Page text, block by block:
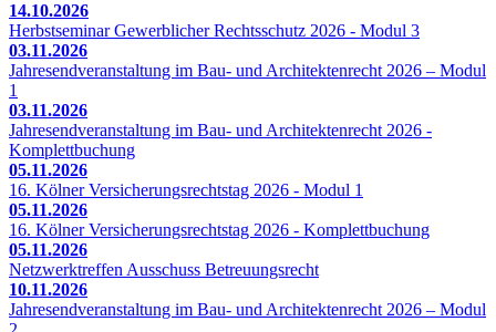
14.10.2026
Herbstseminar Gewerblicher Rechtsschutz 2026 - Modul 3
03.11.2026
Jahresendveranstaltung im Bau- und Architektenrecht 2026 – Modul
1
03.11.2026
Jahresendveranstaltung im Bau- und Architektenrecht 2026 -
Komplettbuchung
05.11.2026
16. Kölner Versicherungsrechtstag 2026 - Modul 1
05.11.2026
16. Kölner Versicherungsrechtstag 2026 - Komplettbuchung
05.11.2026
Netzwerktreffen Ausschuss Betreuungsrecht
10.11.2026
Jahresendveranstaltung im Bau- und Architektenrecht 2026 – Modul